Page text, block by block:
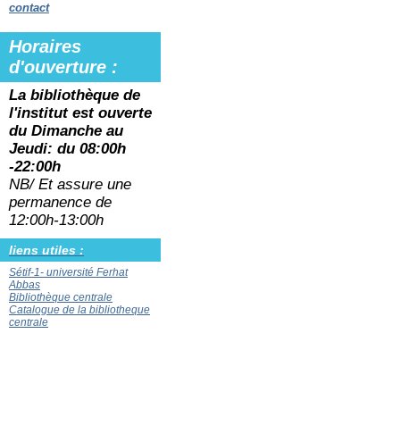
contact
Horaires
d'ouverture :
La bibliothèque de
l'institut est ouverte
du Dimanche au
Jeudi: du 08:00h
-22:00h
NB/ Et assure une
permanence de
12:00h-13:00h
liens utiles :
Sétif-1- université Ferhat
Abbas
Bibliothèque centrale
Catalogue de la bibliotheque
centrale